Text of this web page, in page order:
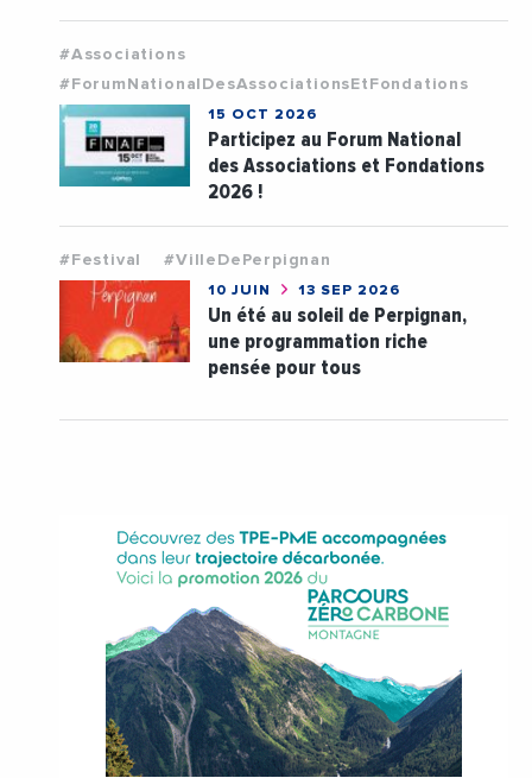
#Associations
#ForumNationalDesAssociationsEtFondations
15 OCT 2026
Participez au Forum National
des Associations et Fondations
2026 !
#Festival #VilleDePerpignan
10 JUIN 13 SEP 2026
Un été au soleil de Perpignan,
une programmation riche
pensée pour tous